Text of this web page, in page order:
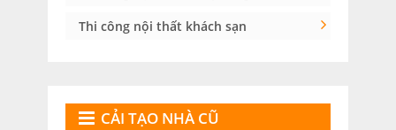
Thi công nội thất khách sạn
CẢI TẠO NHÀ CŨ